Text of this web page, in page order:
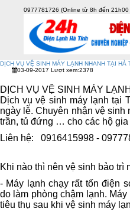
0977781726 (Online từ 8h đến
Menu
0
Giới thiệu
Danh mục sản phẩm
Điều hòa Gree
Điều hòa Samsung
Điều hòa Funiki
Điều hòa Electrolux
Điều hòa TCL
Điều hòa Casper
Điều Hòa Daikin
DỊCH VỤ
Liên hệ
Hỗ trợ
Hotline: 0977781726 (8-21h, cả
DỊCH VỤ VỆ SINH MÁY LẠNH NHANH TẠI HÀ
03-09-2017 Lượt xem:2378
DỊCH VỤ VỆ SINH MÁY
Dịch vụ vệ sinh máy lạnh tại
ngày lễ. Chuyên nhận vệ sinh
trần, tủ đứng … cho các hộ
Liên hệ: 0916415998 -
Khi nào thì nên vệ sinh bảo trì
- Máy lạnh chạy rất tốn điện
do làm phòng chậm lạnh.
tiêu thụ sau khi vệ sinh máy